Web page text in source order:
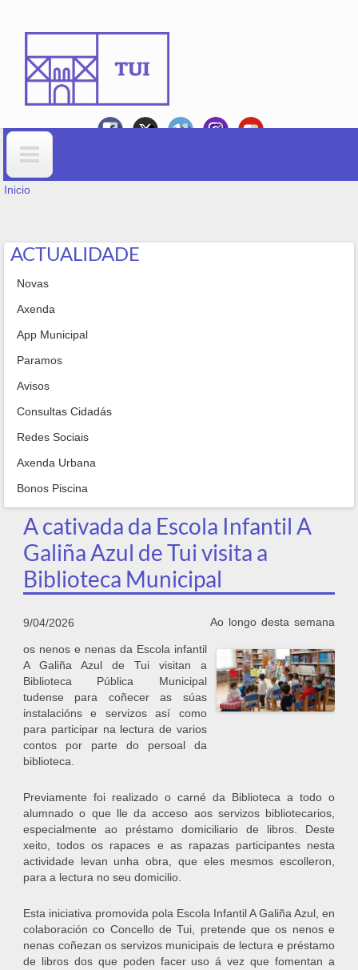
Formulario de busca
VOSTEDE ESTÁ AQUÍ
Inicio
ACTUALIDADE
Novas
Axenda
App Municipal
Paramos
Avisos
Consultas Cidadás
Redes Sociais
Axenda Urbana
Bonos Piscina
A cativada da Escola Infantil A
Galiña Azul de Tui visita a
Biblioteca Municipal
9/04/2026 Ao longo desta semana
os nenos e nenas da Escola infantil
A Galiña Azul de Tui visitan a
Biblioteca Pública Municipal
tudense para coñecer as súas
instalacións e servizos así como
para participar na lectura de varios
contos por parte do persoal da
biblioteca.
Previamente foi realizado o carné da Biblioteca a todo o
alumnado o que lle da acceso aos servizos bibliotecarios,
especialmente ao préstamo domiciliario de libros. Deste
xeito, todos os rapaces e as rapazas participantes nesta
actividade levan unha obra, que eles mesmos escolleron,
para a lectura no seu domicilio.
Esta iniciativa promovida pola Escola Infantil A Galiña Azul, en
colaboración co Concello de Tui, pretende que os nenos e
nenas coñezan os servizos municipais de lectura e préstamo
de libros dos que poden facer uso á vez que fomentan a